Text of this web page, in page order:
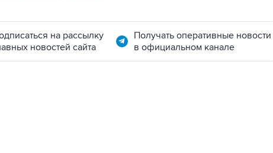
на рассылку
новостей сайта
Получать оперативные новости
в официальном канале